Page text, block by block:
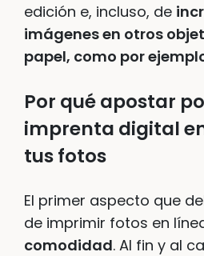
edición e, incluso, de
imágenes en otros
papel, como por
Por qué apostar
imprenta digital
tus fotos
El primer aspecto que
de imprimir fotos en
comodidad. Al fin y al